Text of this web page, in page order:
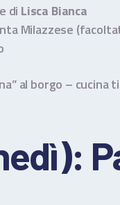
di Lisca Bianca
Milazzese
al borgo –